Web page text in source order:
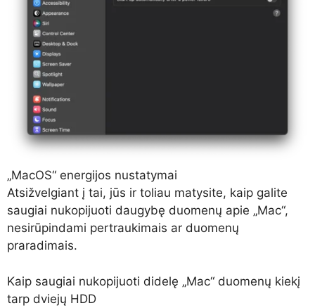
„MacOS“ energijos nustatymai
Atsižvelgiant į tai, jūs ir toliau matysite, kaip galite
saugiai nukopijuoti daugybę duomenų apie „Mac“,
nesirūpindami pertraukimais ar duomenų
praradimais.
Kaip saugiai nukopijuoti didelę „Mac“ duomenų kiekį
tarp dviejų HDD